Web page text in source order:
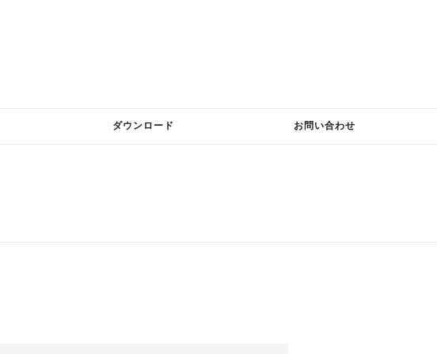
ダウンロード お問い合わせ